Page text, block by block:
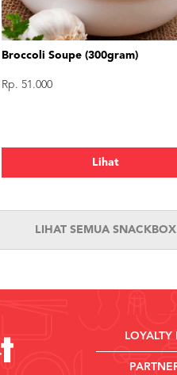
Broccoli Soupe (300gram)
Rp. 51.000
Lihat
LIHAT SEMUA SNACKBOX
LOYALTY